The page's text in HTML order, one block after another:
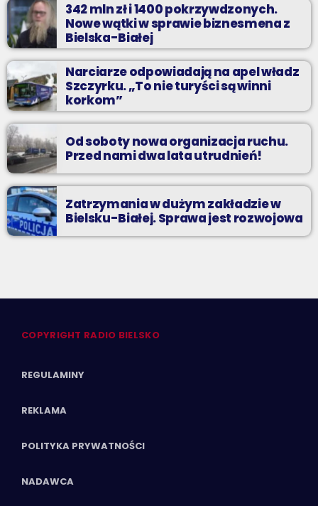
342 mln zł i 1400 pokrzywdzonych.
Nowe wątki w sprawie biznesmena z
Bielska-Białej
Narciarze odpowiadają na apel władz
Szczyrku. „To nie turyści są winni
korkom”
Od soboty nowa organizacja ruchu.
Przed nami dwa lata utrudnień!
Zatrzymania w dużym zakładzie w
Bielsku-Białej. Sprawa jest rozwojowa
COPYRIGHT RADIO BIELSKO
REGULAMINY
REKLAMA
POLITYKA PRYWATNOŚCI
NADAWCA